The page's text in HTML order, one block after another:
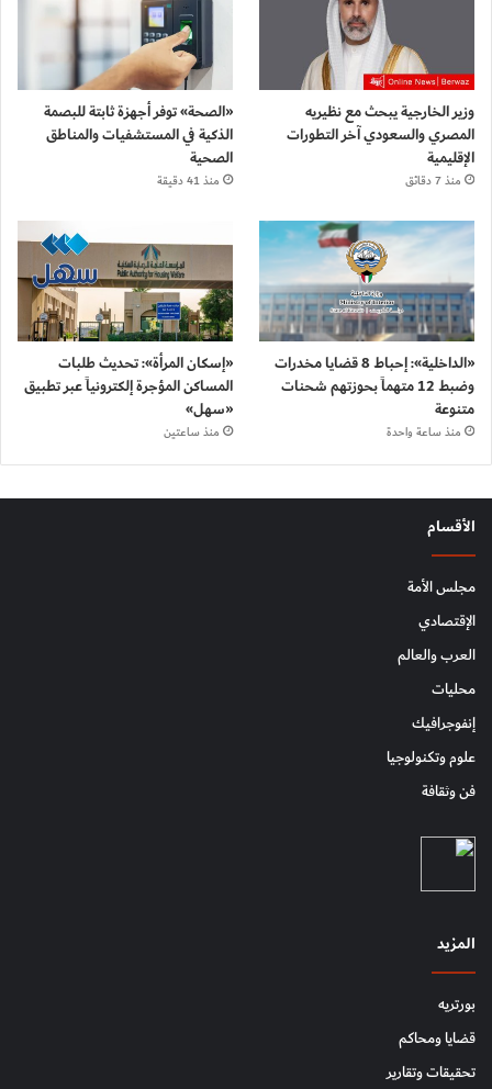
وزير الخارجية يبحث مع نظيريه
المصري والسعودي آخر التطورات
الإقليمية
منذ 7 دقائق
«الصحة» توفر أجهزة ثابتة للبصمة
الذكية في المستشفيات والمناطق
الصحية
منذ 41 دقيقة
«الداخلية»: إحباط 8 قضايا مخدرات
وضبط 12 متهماً بحوزتهم شحنات
متنوعة
منذ ساعة واحدة
«إسكان المرأة»: تحديث طلبات
المساكن المؤجرة إلكترونياً عبر تطبيق
«سهل»
منذ ساعتين
الأقسام
مجلس الأمة
الإقتصادي
العرب والعالم
محليات
إنفوجرافيك
علوم وتكنولوجيا
فن وثقافة
المزيد
بورتريه
قضايا ومحاكم
تحقيقات وتقارير